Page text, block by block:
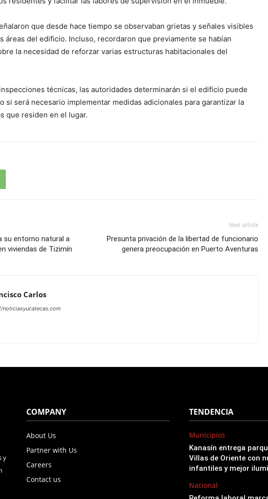
que desde hace tiempo se observaban grietas y señales visibles
áreas del edificio. Incluso, recordaron que previamente se habían
la necesidad de reforzar varias estructuras habitacionales del
técnicas, las autoridades determinarán si el edificio puede
si será necesario implementar medidas adicionales para garantizar la
que residen en el lugar.
su entorno natural a
viviendas de Tizimín
Next article
Presunta privación de la libertad de funcionario
genera preocupación en Puerto Aventuras
Carlos
noticiasyucatecas.com
y
COMPANY
About Us
Partner with Us
Careers
Contact us
TENDENCIA
Municipios
Kanasín entrega
Villas de Oriente con
infantiles y mejor
Nacional